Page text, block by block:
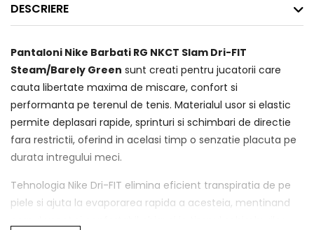
DESCRIERE
Pantaloni Nike Barbati RG NKCT Slam Dri-FIT
Steam/Barely Green sunt creati pentru jucatorii care
cauta libertate maxima de miscare, confort si
performanta pe terenul de tenis. Materialul usor si elastic
permite deplasari rapide, sprinturi si schimbari de directie
fara restrictii, oferind in acelasi timp o senzatie placuta pe
durata intregului meci.
Tehnologia Nike Dri-FIT elimina eficient transpiratia de pe
piele si ajuta la evaporarea rapida a acesteia, mentinand